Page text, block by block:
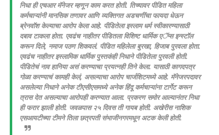
निधा ही एचआर मॅनेजर म्हणून काम करत होती. तिच्यावर पीडित महिला
कर्मचाऱ्यांनी मानसिक तणावर आणि व्यक्तिगत अडचणींचा फायदा धेऊन
ब्रेनवॉश केल्याचा आरोप केला आहे. पीडितेला इस्लाम धर्म स्वीकारण्यासाठी
दबाव टाकला होता. एवढंच नाहीतर पीडितला विशिष्ट धार्मिक एॅप्स इन्स्टॉल
करून दिले, नमाज पठण शिकवलं. पीडित महिलेला बुरखा, हिजाब पुरवला होता.
एवढंच नाहीतर इस्लामिक धार्मिक पुस्तकंही निधाने पीडितेला पुरवली होती.
पीडितेचं नाव हानिया असं करण्याचा प्रयत्नही तिने केला. यासाठी कागदपत्र
गोळा करण्याचं कामही केलं, असल्याचा आरोप चार्जशिटमध्ये आहे. मॅनेजरपदावर
असलेल्या निधाने अनेक टीएसीएसमध्ये अनेक हिंदू कर्मचाऱ्यांना टार्गेट करून
त्रास देत असल्याचा आरोपही करण्यात आला. प्रकरण समोर आल्यानंतर निधा
ही फरार झाली होती. जवळपास २५ दिवस ती गायब होती. अखेरीस नाशिक
एसआयटीच्या टीमने तिला छत्रपती संभाजीनगरमधून अटक केली होती.